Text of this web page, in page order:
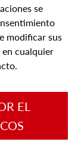
se
modificar sus
cualquier
EL